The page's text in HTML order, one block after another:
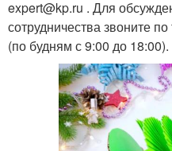
expert@kp.ru . Для
сотрудничества звоните
(по будням с 9:00 до 18:00).